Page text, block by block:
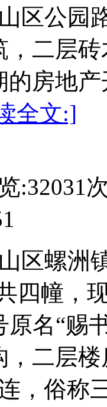
区公园
，二层
的房地
全文:]
:32031
区螺洲
四幢，
原名“赐
，二层
，俗称